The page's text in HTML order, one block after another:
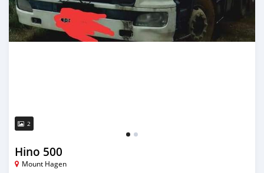
2
Hino 500
Mount Hagen